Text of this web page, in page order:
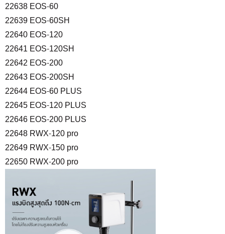
22638 EOS-60
22639 EOS-60SH
22640 EOS-120
22641 EOS-120SH
22642 EOS-200
22643 EOS-200SH
22644 EOS-60 PLUS
22645 EOS-120 PLUS
22646 EOS-200 PLUS
22648 RWX-120 pro
22649 RWX-150 pro
22650 RWX-200 pro